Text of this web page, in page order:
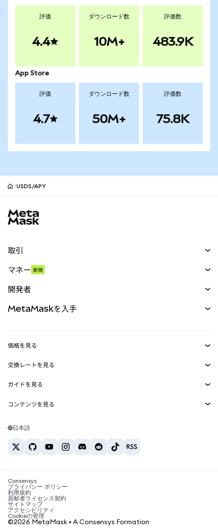
評価
4.4
ダウンロード数
10M+
評価数
483.9K
App Store
評価
4.7
ダウンロード数
50M+
評価数
75.8K
USDS/APY
取引
パーペチュアル
RWA
マネー 新規
開発者
MetaMask Connect
Snaps
Web3サービス
MetaMaskを入手
セキュリティ
サポート
キャリア
お問い合わせ
価格を見る
イーサリアムの価格
Solanaの価格
Tetherの価格
交換レートを見る
ETH→USD
USDT→INR
BTC→INR
ETH→USDT
ガイドを見る
ETHの購入
USDTの購入
SHIBの購入
BNBの購入
コンテンツを見る
Solanaウォレット
税制関連ニュース
暗号資産の購入方法は？
ビットコインを売るには？
日本語
Consensys
プライバシー ポリシー
利用規約
貢献者ライセンス契約
サイトマップ
アクセシビリティ
Cookieの管理
©2026 MetaMask • A Consensys Formation